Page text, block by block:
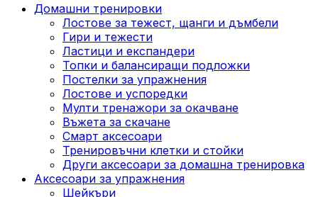
Домашни тренировки
Лостове за тежест, щанги и дъмбели
Гири и тежести
Ластици и експандери
Топки и балансиращи подложки
Постелки за упражнения
Лостове и успоредки
Мулти тренажори за окачване
Въжета за скачане
Смарт аксесоари
Тренировъчни клетки и стойки
Други аксесоари за домашна тренировка
Аксесоари за упражнения
Шейкъри